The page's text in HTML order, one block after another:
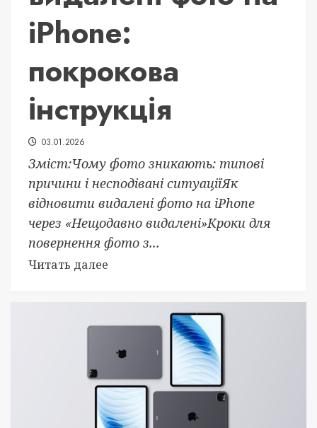
iPhone:
покрокова
інструкція
03.01.2026
Зміст:Чому фото зникають: типові
причини і несподівані ситуаціїЯк
відновити видалені фото на iPhone
через «Нещодавно видалені»Кроки для
повернення фото з...
Читать далее